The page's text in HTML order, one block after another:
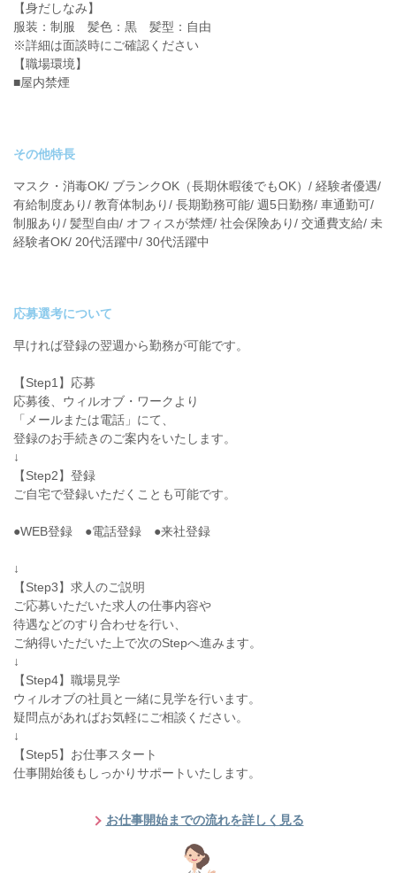
【身だしなみ】
服装：制服 髪色：黒 髪型：自由
※詳細は面談時にご確認ください
【職場環境】
■屋内禁煙
その他特長
マスク・消毒OK/ ブランクOK（長期休暇後でもOK）/ 経験者優遇/
有給制度あり/ 教育体制あり/ 長期勤務可能/ 週5日勤務/ 車通勤可/
制服あり/ 髪型自由/ オフィスが禁煙/ 社会保険あり/ 交通費支給/ 未
経験者OK/ 20代活躍中/ 30代活躍中
応募選考について
早ければ登録の翌週から勤務が可能です。
【Step1】応募
応募後、ウィルオブ・ワークより
「メールまたは電話」にて、
登録のお手続きのご案内をいたします。
↓
【Step2】登録
ご自宅で登録いただくことも可能です。
●WEB登録 ●電話登録 ●来社登録
↓
【Step3】求人のご説明
ご応募いただいた求人の仕事内容や
待遇などのすり合わせを行い、
ご納得いただいた上で次のStepへ進みます。
↓
【Step4】職場見学
ウィルオブの社員と一緒に見学を行います。
疑問点があればお気軽にご相談ください。
↓
【Step5】お仕事スタート
仕事開始後もしっかりサポートいたします。
お仕事開始までの流れを詳しく見る